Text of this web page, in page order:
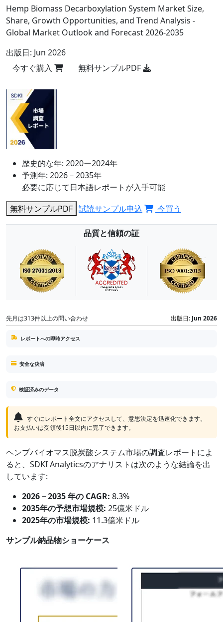
Hemp Biomass Decarboxylation System Market Size,
Share, Growth Opportunities, and Trend Analysis -
Global Market Outlook and Forecast 2026-2035
出版日: Jun 2026
今すぐ購入
無料サンプルPDF
歴史的な年: 2020ー2024年
予測年: 2026－2035年
必要に応じて日本語レポートが入手可能
無料サンプルPDF 試読サンプル申込 今買う
品質と信頼の証
先月は313件以上の問い合わせ 出版日: Jun 2026
レポートへの即時アクセス
安全な決済
検証済みのデータ
すぐにレポート全文にアクセスして、意思決定を迅速化できます。
お支払いは受領後15日以内に完了できます。
ヘンプバイオマス脱炭酸システム市場の調査レポートによ
ると、SDKI Analyticsのアナリストは次のような結論を出
しています:
2026－2035 年の CAGR: 8.3%
2035年の予想市場規模: 25億米ドル
2025年の市場規模: 11.3億米ドル
サンプル納品物ショーケース